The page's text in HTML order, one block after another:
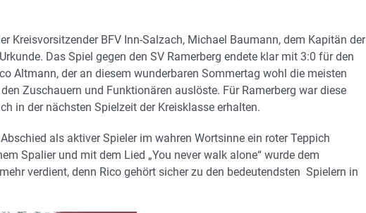
Kreisvorsitzender BFV Inn-Salzach, Michael Baumann, dem Kapitän der
Das Spiel gegen den SV Ramerberg endete klar mit 3:0 für den
Altmann, der an diesem wunderbaren Sommertag wohl die meisten
Zuschauern und Funktionären auslöste. Für Ramerberg war diese
in der nächsten Spielzeit der Kreisklasse erhalten.
als aktiver Spieler im wahren Wortsinne ein roter Teppich
Spalier und mit dem Lied „You never walk alone“ wurde dem
verdient, denn Rico gehört sicher zu den bedeutendsten Spielern in